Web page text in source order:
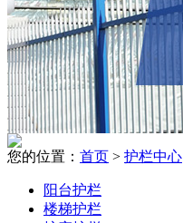
您的位置： 首页 > 护栏中心
阳台护栏
楼梯护栏